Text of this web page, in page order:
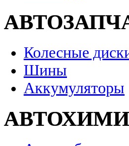
Колесные
Шины
Аккумуляторы